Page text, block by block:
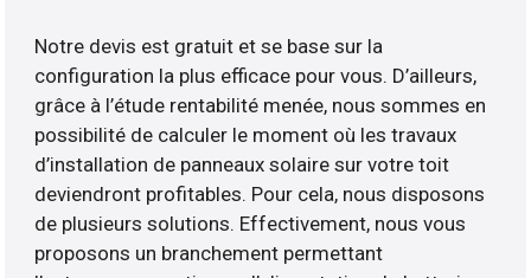
Notre devis est gratuit et se base sur la
configuration la plus efficace pour vous. D’ailleurs,
grâce à l’étude rentabilité menée, nous sommes en
possibilité de calculer le moment où les travaux
d’installation de panneaux solaire sur votre toit
deviendront profitables. Pour cela, nous disposons
de plusieurs solutions. Effectivement, nous vous
proposons un branchement permettant